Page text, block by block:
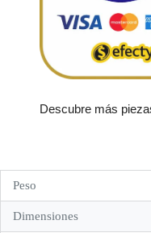
Descubre más
Peso
Dimensiones